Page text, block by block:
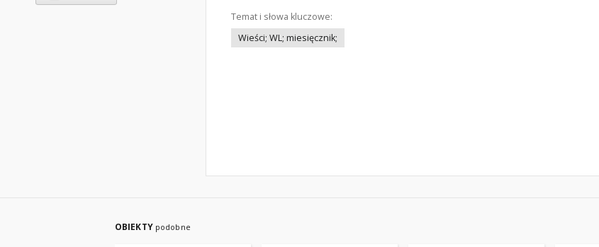
Temat i słowa kluczowe:
Wieści; WL; miesięcznik;
OBIEKTY podobne